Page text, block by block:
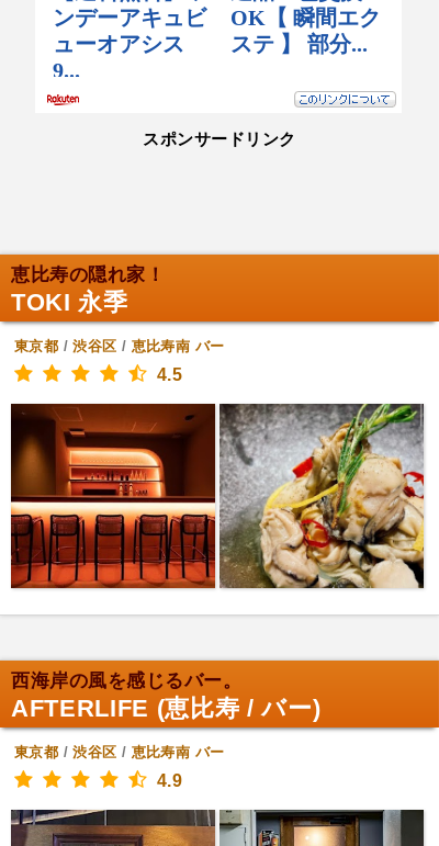
スポンサードリンク
恵比寿の隠れ家！
TOKI 永季
東京都 /渋谷区 / 恵比寿南 バー
4.5
西海岸の風を感じるバー。
AFTERLIFE (恵比寿 / バー)
東京都 /渋谷区 / 恵比寿南 バー
4.9